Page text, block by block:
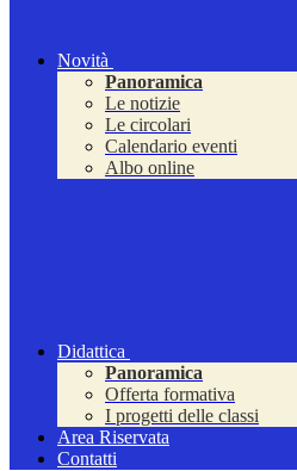
Novità
Panoramica
Le notizie
Le circolari
Calendario eventi
Albo online
Didattica
Panoramica
Offerta formativa
I progetti delle classi
Area Riservata
Contatti